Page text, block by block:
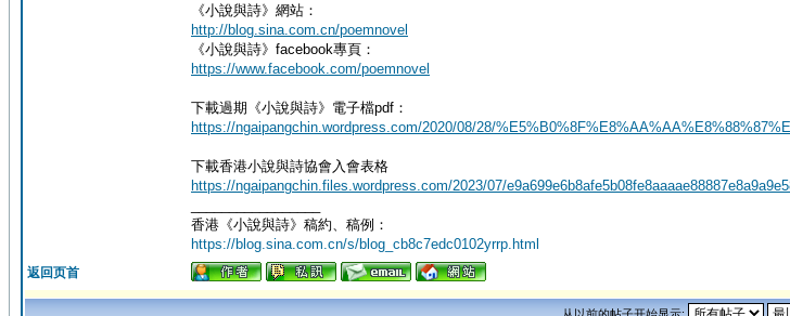
《小說與詩》網站：
http://blog.sina.com.cn/poemnovel
《小說與詩》facebook專頁：
https://www.facebook.com/poemnovel
下載過期《小說與詩》電子檔pdf：
https://ngaipangchin.wordpress.com/2020/08/28/
下載香港小說與詩協會入會表格
https://ngaipangchin.files.wordpress.com/2023/07/
香港《小說與詩》稿約、稿例：
https://blog.sina.com.cn/s/blog_cb8c7edc0102yrrp.html
返回页首